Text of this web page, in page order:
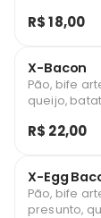
R$ 18,00
X-Bacon
Pão, bife
queijo,
R$ 22,00
X-Egg
Pão, bife
presunto,